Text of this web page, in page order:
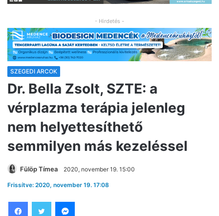
- Hirdetés -
SZEGEDI ARCOK
Dr. Bella Zsolt, SZTE: a
vérplazma terápia jelenleg
nem helyettesíthető
semmilyen más kezeléssel
Fülöp Tímea 2020, november 19. 15:00
Frissítve: 2020, november 19. 17:08